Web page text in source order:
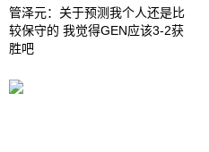
管泽元：关于预测我个人还是比
较保守的 我觉得GEN应该3-2获
胜吧